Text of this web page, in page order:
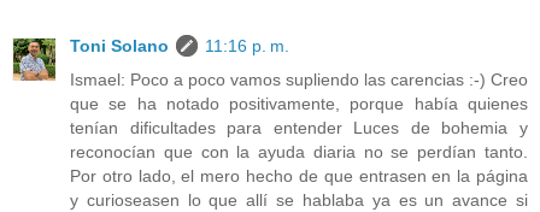
Toni Solano
11:16 p. m.
Ismael: Poco a poco vamos supliendo las carencias :-) Creo
que se ha notado positivamente, porque había quienes
tenían dificultades para entender Luces de bohemia y
reconocían que con la ayuda diaria no se perdían tanto.
Por otro lado, el mero hecho de que entrasen en la página
y curioseasen lo que allí se hablaba ya es un avance si